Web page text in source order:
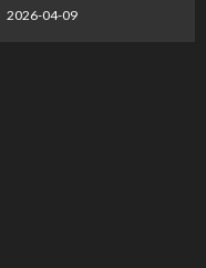
2026-04-09